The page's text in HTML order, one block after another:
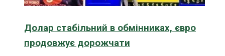
Долар стабільний в обмінниках, євро
продовжує дорожчати